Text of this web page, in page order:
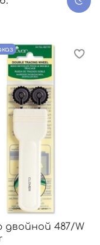
двойной 487/W